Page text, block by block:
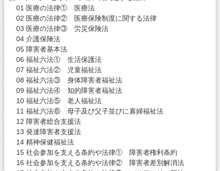
01 医療の法律① 医療法
02 医療の法律② 医療保険制度に関する法律
03 医療の法律③ 労災保険法
04 介護保険法
05 障害者基本法
06 福祉六法① 生活保護法
07 福祉六法② 児童福祉法
08 福祉六法③ 身体障害者福祉法
09 福祉六法④ 知的障害者福祉法
10 福祉六法⑤ 老人福祉法
11 福祉六法⑥ 母子及び父子並びに寡婦福祉法
12 障害者総合支援法
13 発達障害者支援法
14 精神保健福祉法
15 社会参加を支える条約や法律① 障害者権利条約
16 社会参加を支える条約や法律② 障害者差別解消法